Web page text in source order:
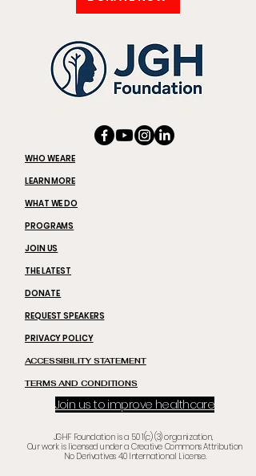
WHO WE ARE
LEARN MORE
WHAT WE DO
PROGRAMS
JOIN US
THE LATEST
DONATE
REQUEST SPEAKERS
PRIVACY POLICY
ACCESSIBILITY STATEMENT
TERMS AND CONDITIONS
Join us to improve healthcare
JGHF Foundation is a 50 1(c) (3) organization,
Our work is licensed under a Creative Commons Attribution
No Derivatives 4.0 International License.